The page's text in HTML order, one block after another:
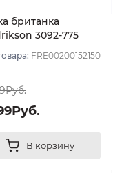
британка
3092-775
57
FRE00200152150
В корзину